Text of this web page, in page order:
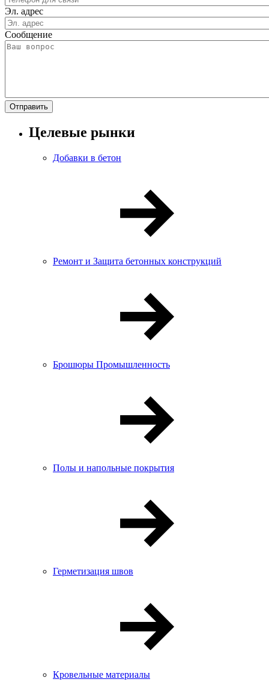
Эл. адрес
Сообщение
Целевые рынки
Добавки в бетон
Ремонт и Защита бетонных конструкций
Брошюры Промышленность
Полы и напольные покрытия
Герметизация швов
Кровельные материалы